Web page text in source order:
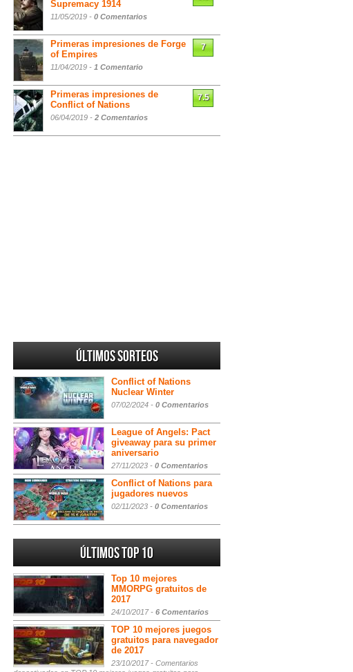
Supremacy 1914
11/05/2019 - 0 Comentarios
Primeras impresiones de Forge
of Empires
11/04/2019 - 1 Comentario
7
Primeras impresiones de
Conflict of Nations
06/04/2019 - 2 Comentarios
7.5
Últimos sorteos
Conflict of Nations
Nuclear Winter
07/02/2024 - 0 Comentarios
League of Angels: Pact
giveaway para su primer
aniversario
27/11/2023 - 0 Comentarios
Conflict of Nations para
jugadores nuevos
02/11/2023 - 0 Comentarios
Últimos Top 10
Top 10 mejores
MMORPG gratuitos de
2017
24/10/2017 - 6 Comentarios
TOP 10 mejores juegos
gratuitos para navegador
de 2017
23/10/2017 - Comentarios